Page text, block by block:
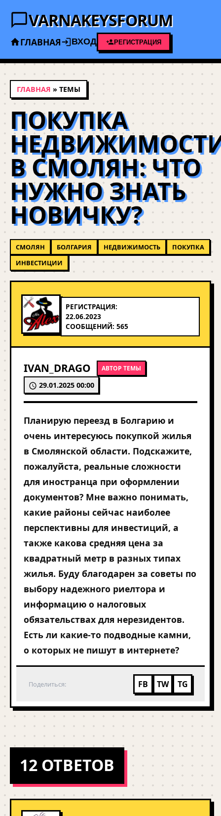
VARNAKEYSFORUM
ГЛАВНАЯ ВХОД РЕГИСТРАЦИЯ
ГЛАВНАЯ » ТЕМЫ
ПОКУПКА
В СМОЛЯН: ЧТО
НУЖНО ЗНАТЬ
НОВИЧКУ?
СМОЛЯН БОЛГАРИЯ НЕДВИЖИМОСТЬ
ПОКУПКА
ИНВЕСТИЦИИ
РЕГИСТРАЦИЯ:
22.06.2023
СООБЩЕНИЙ: 565
IVAN_DRAGO АВТОР ТЕМЫ
29.01.2025 00:00
Планирую переезд в Болгарию и
очень интересуюсь покупкой жилья
в Смолянской области. Подскажите,
пожалуйста, реальные сложности
для иностранца при оформлении
документов? Мне важно понимать,
какие районы сейчас наиболее
перспективны для инвестиций, а
также какова средняя цена за
квадратный метр в разных типах
жилья. Буду благодарен за советы по
выбору надежного риелтора и
информацию о налоговых
обязательствах для нерезидентов.
Есть ли какие-то подводные камни,
о которых не пишут в интернете?
Поделиться: FB TW TG
12 ОТВЕТОВ